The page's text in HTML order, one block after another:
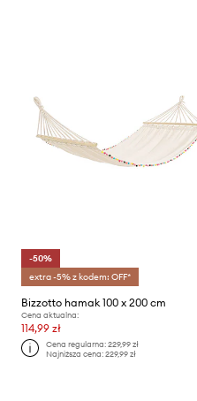
-50%
extra -5% z kodem: OFF*
Bizzotto hamak 100 x 200 cm
Cena aktualna:
114,99 zł
Cena regularna:229,99 zł
Najniższa cena:229,99 zł